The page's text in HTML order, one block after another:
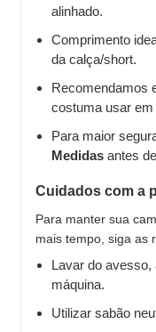
alinhado.
Comprimento
da calça/short.
Recomendamos
costuma usar
Para maior
Medidas antes
Cuidados com a
Para manter sua
mais tempo, siga as
Lavar do avesso,
máquina.
Utilizar sabão